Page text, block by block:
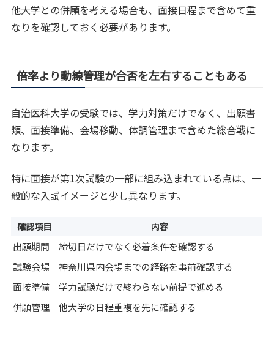
他大学との併願を考える場合も、面接日程まで含めて重
なりを確認しておく必要があります。
倍率より動線管理が合否を左右することもある
自治医科大学の受験では、学力対策だけでなく、出願書
類、面接準備、会場移動、体調管理まで含めた総合戦に
なります。
特に面接が第1次試験の一部に組み込まれている点は、一
般的な入試イメージと少し異なります。
確認項目 内容
出願期間
締切日だけでなく必着条件を確認する
試験会場
神奈川県内会場までの経路を事前確認する
面接準備
学力試験だけで終わらない前提で進める
併願管理
他大学の日程重複を先に確認する